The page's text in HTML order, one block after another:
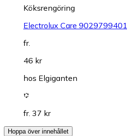
Köksrengöring
Electrolux Care 9029799401
fr.
46 kr
hos Elgiganten
fr. 37 kr
Hoppa över innehållet